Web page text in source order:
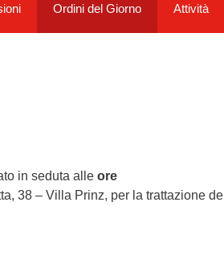
Ordini del Giorno Attività
in seduta alle ore
38 – Villa Prinz, per la trattazione del